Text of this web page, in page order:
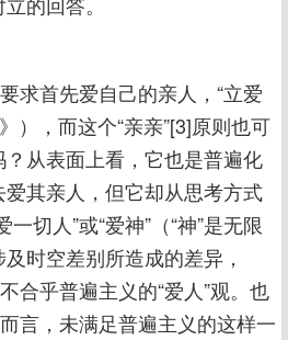
求首先爱自己的亲人，“立爱
），而这个“亲亲”[3]原则也可
从表面上看，它也是普遍化
其亲人，但它却从思考方式
一切人”或“爱神”（“神”是无限
时空差别所造成的差异，
合乎普遍主义的“爱人”观。也
言，未满足普遍主义的这样一